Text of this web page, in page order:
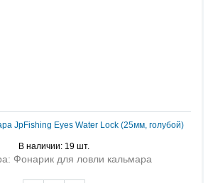
JpFishing Eyes Water Lock (25мм, голубой)
В наличии: 19 шт.
Фонарик для ловли кальмара